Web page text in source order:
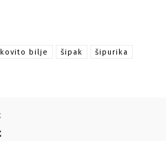
bilje šipak šipurika